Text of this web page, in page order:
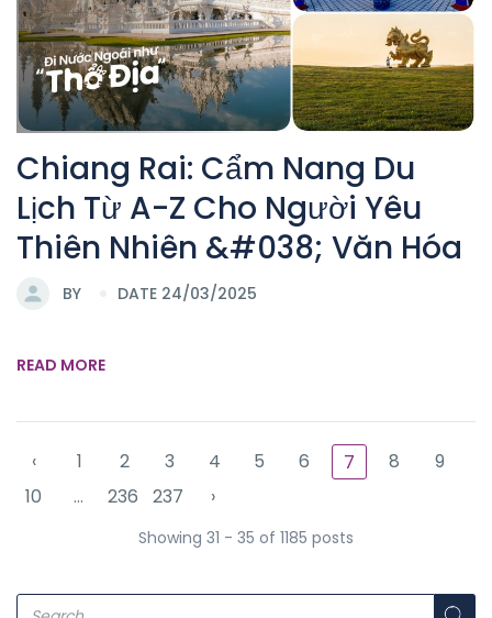
Chiang Rai: Cẩm Nang Du
Lịch Từ A-Z Cho Người Yêu
Thiên Nhiên &#038; Văn Hóa
BY DATE 24/03/2025
READ MORE
‹ 1 2 3 4 5 6 7 8
9
10
... 236 237 ›
Showing 31 - 35 of 1185 posts